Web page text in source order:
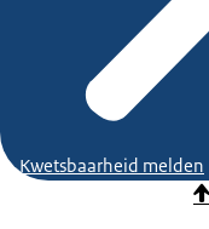
Kwetsbaarheid melden